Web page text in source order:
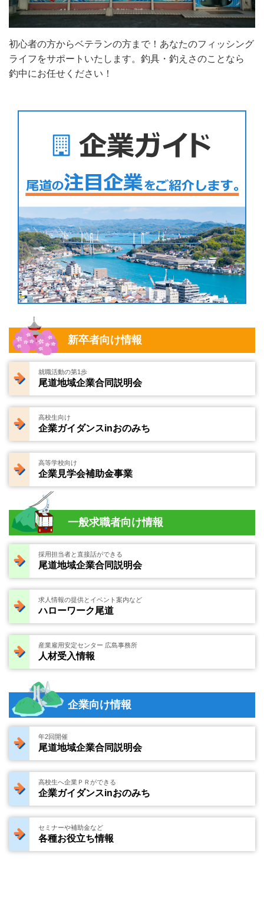
初心者の方からベテランの方まで！あなたのフィッシング
ライフをサポートいたします。釣具・釣えさのことなら
釣中にお任せください！
新卒者向け情報
就職活動の第1歩
尾道地域企業合同説明会
高校生向け
企業ガイダンスinおのみち
高等学校向け
企業見学会補助金事業
一般求職者向け情報
採用担当者と直接話ができる
尾道地域企業合同説明会
求人情報の提供とイベント案内など
ハローワーク尾道
産業雇用安定センター 広島事務所
人材受入情報
企業向け情報
年2回開催
尾道地域企業合同説明会
高校生へ企業ＰＲができる
企業ガイダンスinおのみち
セミナーや補助金など
各種お役立ち情報